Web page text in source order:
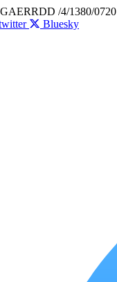
/4/1380/0720
Bluesky